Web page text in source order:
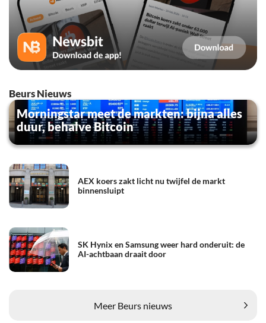
Beurs Nieuws
Morningstar meet de markten: bijna alles
duur, behalve Bitcoin
AEX koers zakt licht nu twijfel de markt
binnensluipt
SK Hynix en Samsung weer hard onderuit: de
AI-achtbaan draait door
Meer Beurs nieuws